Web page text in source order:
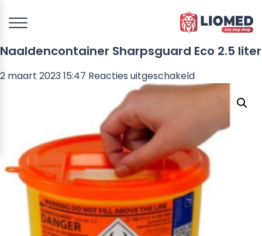
Naaldencontainer Sharpsguard Eco 2.5 liter
2 maart 2023 15:47 Reacties uitgeschakeldvoor
Sharpsguard
liter